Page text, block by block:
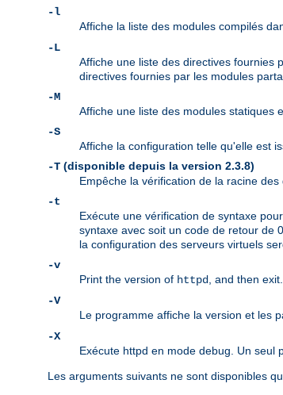
-l
Affiche la liste des modules compilés
-L
Affiche une liste des directives fournies
directives fournies par les modules
-M
Affiche une liste des modules statiques
-S
Affiche la configuration telle qu'elle est
-T (disponible depuis la version 2.3.8)
Empêche la vérification de la racine
-t
Exécute une vérification de syntaxe
syntaxe avec soit un code de retour de
la configuration des serveurs virtuels
-v
Print the version of httpd
, and then exit.
-V
Le programme affiche la version et les
-X
Exécute httpd en mode debug. Un seul
Les arguments suivants ne sont disponibles